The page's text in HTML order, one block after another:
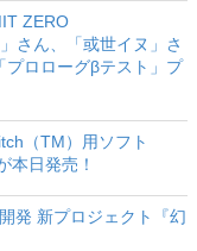
ZERO
さん、「或世イヌ」さ
プロローグβテスト」プ
（TM）用ソフト
本日発売！
発 新プロジェクト『幻